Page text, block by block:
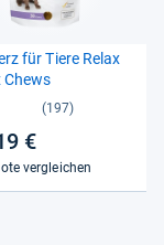
für Tiere Relax
Chews
(197)
€
vergleichen